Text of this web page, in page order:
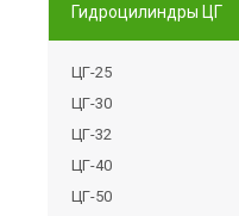
Гидроцилиндры ЦГ
ЦГ-25
ЦГ-30
ЦГ-32
ЦГ-40
ЦГ-50